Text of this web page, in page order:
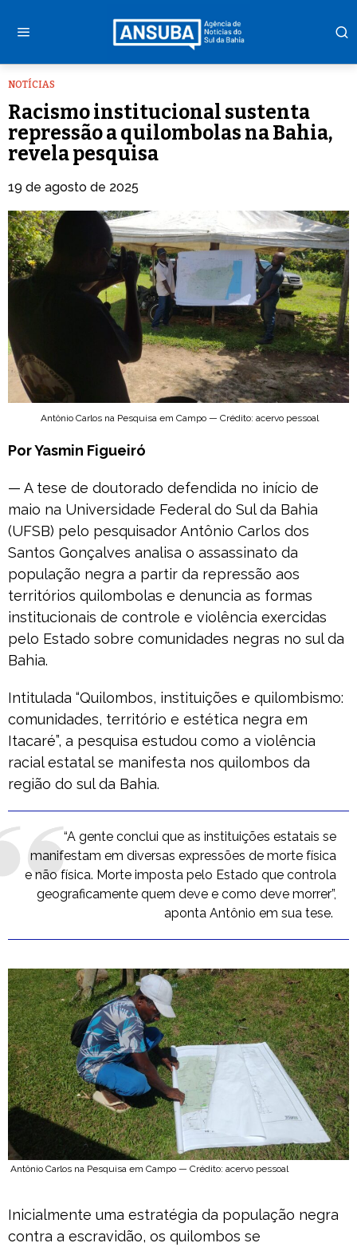
NOTÍCIAS
Racismo institucional sustenta
repressão a quilombolas na Bahia,
revela pesquisa
19 de agosto de 2025
Antônio Carlos na Pesquisa em Campo — Crédito: acervo pessoal
Por Yasmin Figueiró
— A tese de doutorado defendida no início de
maio na Universidade Federal do Sul da Bahia
(UFSB) pelo pesquisador Antônio Carlos dos
Santos Gonçalves analisa o assassinato da
população negra a partir da repressão aos
territórios quilombolas e denuncia as formas
institucionais de controle e violência exercidas
pelo Estado sobre comunidades negras no sul da
Bahia.
Intitulada “Quilombos, instituições e quilombismo:
comunidades, território e estética negra em
Itacaré”, a pesquisa estudou como a violência
racial estatal se manifesta nos quilombos da
região do sul da Bahia.
“A gente conclui que as instituições estatais se
manifestam em diversas expressões de morte física
e não física. Morte imposta pelo Estado que controla
geograficamente quem deve e como deve morrer”,
aponta Antônio em sua tese.
Antônio Carlos na Pesquisa em Campo — Crédito: acervo pessoal
Inicialmente uma estratégia da população negra
contra a escravidão, os quilombos se